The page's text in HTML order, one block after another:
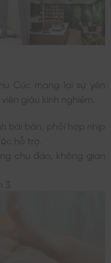
Cúc mang lại sự yên
giàu kinh nghiệm.
bài bản, phối hợp nhịp
hỗ trợ.
chu đáo, không gian
3.